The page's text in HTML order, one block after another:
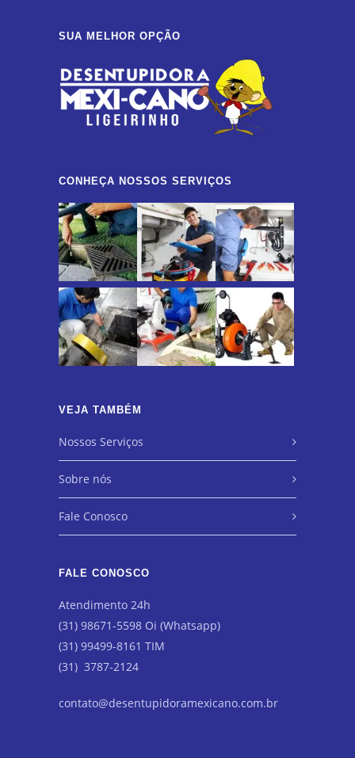
SUA MELHOR OPÇÃO
CONHEÇA NOSSOS SERVIÇOS
VEJA TAMBÉM
Nossos Serviços
Sobre nós
Fale Conosco
FALE CONOSCO
Atendimento 24h
(31) 98671-5598 Oi (Whatsapp)
(31) 99499-8161 TIM
(31) 3787-2124
contato@desentupidoramexicano.com.br